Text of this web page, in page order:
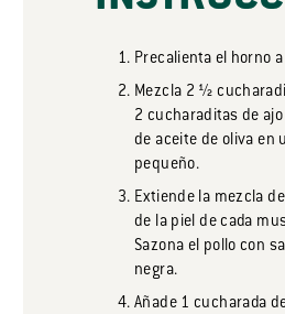
Precalienta el horno
Mezcla 2 ½
2 cucharaditas de
de aceite de oliva en
pequeño.
Extiende la mezcla
de la piel de cada
Sazona el pollo con
negra.
Añade 1 cucharada